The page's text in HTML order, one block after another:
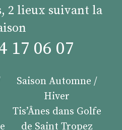
2 lieux suivant la
17 06 07
Saison Automne /
Hiver
Tis’Ânes dans Golfe
de Saint Tropez